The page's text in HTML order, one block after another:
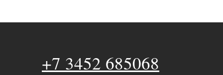
+7 3452 685068